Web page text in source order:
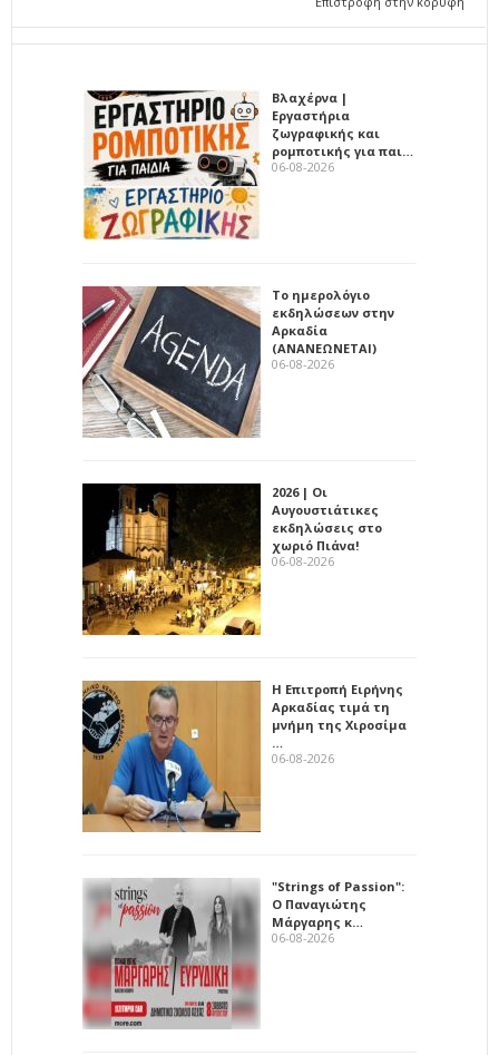
Βλαχέρνα |
Εργαστήρια
ζωγραφικής και
ρομποτικής για παι…
06-08-2026
Το ημερολόγιο
εκδηλώσεων στην
Αρκαδία
(ΑΝΑΝΕΩΝΕΤΑΙ)
06-08-2026
2026 | Οι
Αυγουστιάτικες
εκδηλώσεις στο
χωριό Πιάνα!
06-08-2026
Η Επιτροπή Ειρήνης
Αρκαδίας τιμά τη
μνήμη της Χιροσίμα
…
06-08-2026
"Strings of Passion":
Ο Παναγιώτης
Μάργαρης κ…
06-08-2026